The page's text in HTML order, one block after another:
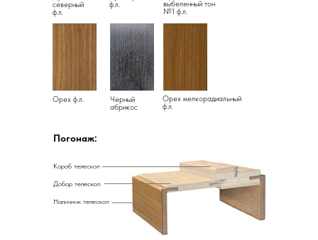
выбеленный тон
№1 ф.л.
северный
ф.л.
ф.л.
Орех ф.л.
Орех мелкорадиальный
ф.л.
Черный
абрикос
Погонаж:
Наличник телескоп
Добор телескоп
Короб телескоп